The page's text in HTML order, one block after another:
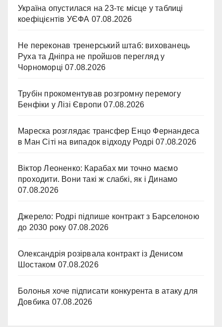
Україна опустилася на 23-тє місце у таблиці
коефіцієнтів УЄФА 07.08.2026
Не переконав тренерський штаб: вихованець
Руха та Дніпра не пройшов перегляд у
Чорноморці 07.08.2026
Трубін прокоментував розгромну перемогу
Бенфіки у Лізі Європи 07.08.2026
Мареска розглядає трансфер Енцо Фернандеса
в Ман Сіті на випадок відходу Родрі 07.08.2026
Віктор Леоненко: Карабах ми точно маємо
проходити. Вони такі ж слабкі, як і Динамо
07.08.2026
Джерело: Родрі підпише контракт з Барселоною
до 2030 року 07.08.2026
Олександрія розірвала контракт із Денисом
Шостаком 07.08.2026
Болонья хоче підписати конкурента в атаку для
Довбика 07.08.2026